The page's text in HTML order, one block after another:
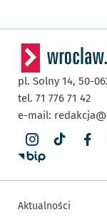
pl. Solny 14, 50-
tel. 71 776 71 42
e-mail:
Aktualności